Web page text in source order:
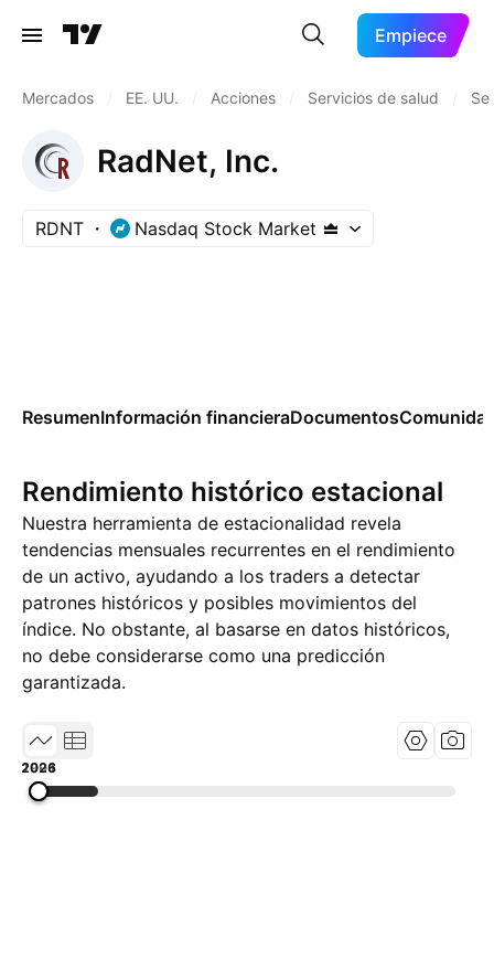
Empiece
Mercados EE. UU. Acciones Servicios de salud
RadNet, Inc.
RDNT Nasdaq Stock Market
ResumenInformación financieraDocumentos
Rendimiento histórico estacional
Nuestra herramienta de estacionalidad revela
tendencias mensuales recurrentes en el rendimiento
de un activo, ayudando a los traders a detectar
patrones históricos y posibles movimientos del
índice. No obstante, al basarse en datos históricos,
no debe considerarse como una predicción
garantizada.
1991
2008
2026